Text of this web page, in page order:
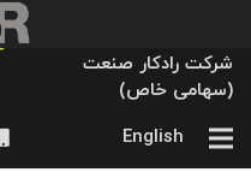
شرکت رادکار صنعت
(سهامی خاص)
English